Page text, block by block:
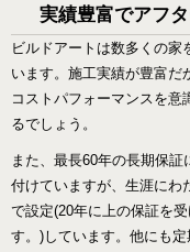
実績豊富でアフ
ビルドアートは数多くの家
います。施工実績が豊富だ
コストパフォーマンスを意
るでしょう。
また、最長60年の長期保
付けていますが、生涯にわ
で設定(20年に上の保証を
す。)しています。他にも